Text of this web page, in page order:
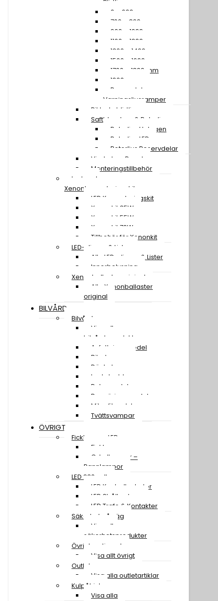
Blixtljusramper
0 – 699 mm
700 – 899 mm
900 – 1099 mm
1100 – 1299 mm
1300 – 1499 mm
1500 – 1699 mm
1700 – 1899 mm
1900 mm »
Reservdelar
Varningsljusramper
Riktade blixtljus
Saftblandare & Rotorljus
Rotorljus Halogen
Rotorljus LED
Rotorljus Reservdelar
Vindruta – Panel
Monteringstillbehör
Led- och
Xenonkonverteringskit
LED Konverteringskit
Xenonkit 35W
Xenonkit 55W
Xenonkit 70W
Tillbehör för Xenonkit
LED-slingor & Lister
Alla LED-slingor & Lister
Innerbelysning
Xenonballaster original
Alla Xenonballaster
original
BILVÅRD
Bilvård
Visa alla
bilvårdsprodukter
Avfettningsmedel
Bilschampo
Däckglans
Lackskydd
Polermedel
Rengöringsmedel
Mikrofiberdukar
Tvättsvampar
ÖVRIGT
Ficklampor LED
Ficklampor
Cykellampor –
Pannlampor
LED 230 volt
LED Kontrollenheter
LED Strålkastare
LED Trafo & Kontakter
Säkerhet på väg
Visa alla
säkerhetsprodukter
Övrigt sortiment
Visa allt övrigt
Outlet
Visa alla outletartiklar
Kulpåhjul
Visa alla